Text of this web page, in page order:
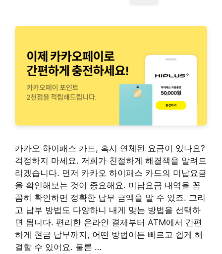
카카오 하이패스 카드, 혹시 연체된 요금이 있나요?
걱정하지 마세요. 저희가 친절하게 해결책을 알려드
리겠습니다. 먼저 카카오 하이패스 카드의 미납요금
을 확인해보는 것이 중요해요. 미납요금 내역을 꼼
꼼히 확인하면 정확한 납부 금액을 알 수 있죠. 그리
고 납부 방법도 다양하니 내게 맞는 방법을 선택하
면 됩니다. 편리한 온라인 결제부터 ATM에서 간편
하게 현금 납부까지, 어떤 방법이든 빠르고 쉽게 해
결할 수 있어요. 물론 …